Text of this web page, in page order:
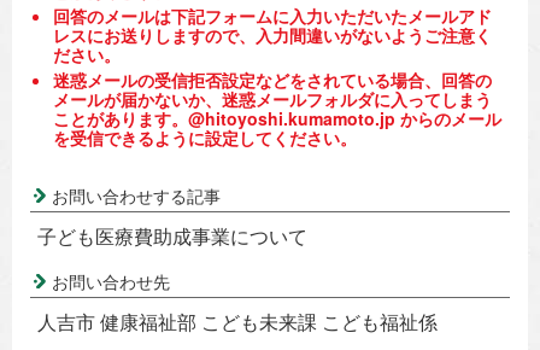
回答のメールは下記フォームに入力いただいたメールアド
レスにお送りしますので、入力間違いがないようご注意く
ださい。
迷惑メールの受信拒否設定などをされている場合、回答の
メールが届かないか、迷惑メールフォルダに入ってしまう
ことがあります。@hitoyoshi.kumamoto.jp からのメール
を受信できるように設定してください。
お問い合わせする記事
子ども医療費助成事業について
お問い合わせ先
人吉市 健康福祉部 こども未来課 こども福祉係